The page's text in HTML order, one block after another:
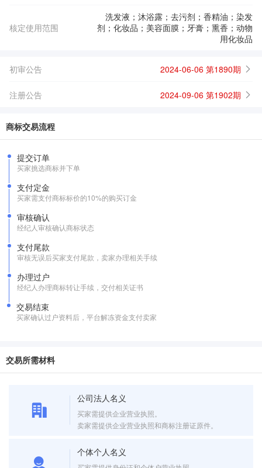
核定使用范围
洗发液；沐浴露；去污剂；香精油；染发
剂；化妆品；美容面膜；牙膏；熏香；动物
用化妆品
初审公告 2024-06-06 第1890期
注册公告 2024-09-06 第1902期
商标交易流程
提交订单
买家挑选商标并下单
支付定金
买家需支付商标标价的10%的购买订金
审核确认
经纪人审核确认商标状态
支付尾款
审核无误后买家支付尾款，卖家办理相关手续
办理过户
经纪人办理商标转让手续，交付相关证书
交易结束
买家确认过户资料后，平台解冻资金支付卖家
交易所需材料
公司法人名义
买家需提供企业营业执照。
卖家需提供企业营业执照和商标注册证原件。
个体个人名义